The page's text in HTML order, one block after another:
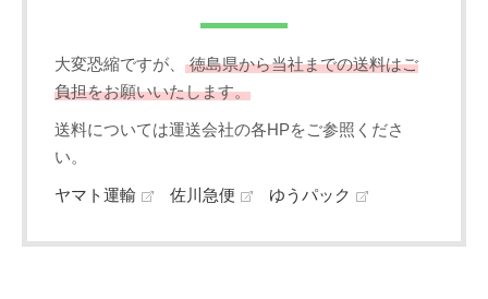
大変恐縮ですが、 徳島県から当社までの送料はご
負担をお願いいたします。
送料については運送会社の各HPをご参照くださ
い。
ヤマト運輸 佐川急便 ゆうパック